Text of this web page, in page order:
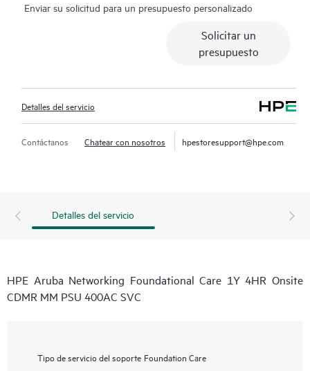
Enviar su solicitud para un presupuesto personalizado
Solicitar un
presupuesto
Detalles del servicio
Contáctanos Chatear con nosotros hpestoresupport@hpe.com
Detalles del servicio
HPE Aruba Networking Foundational Care 1Y 4HR Onsite
CDMR MM PSU 400AC SVC
Tipo de servicio del soporte Foundation Care